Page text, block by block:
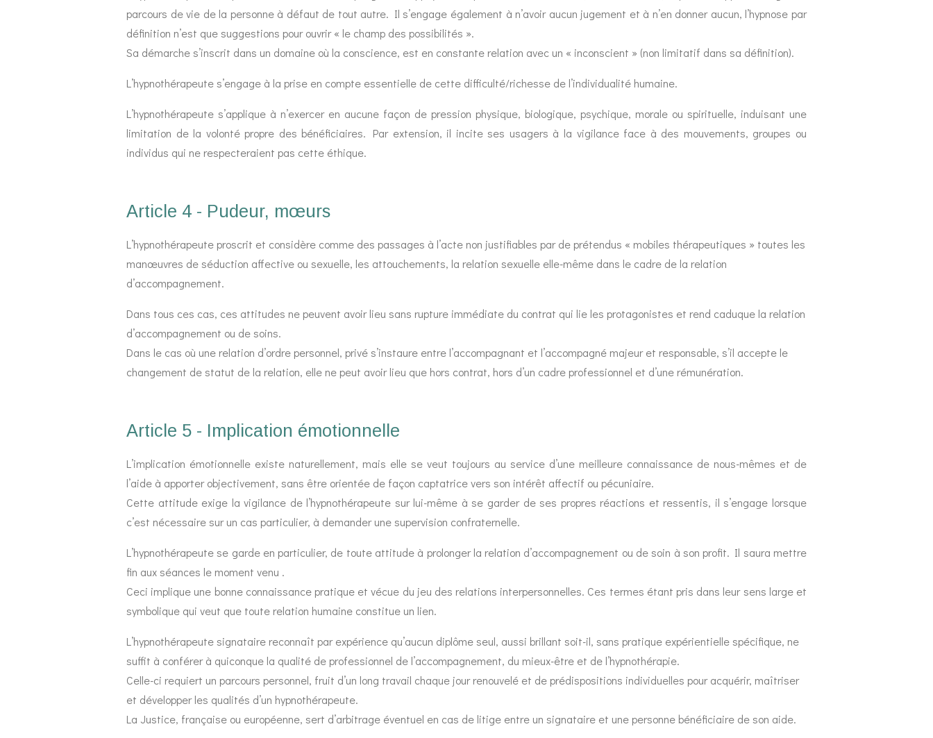
parcours de vie de la personne à défaut de tout autre. Il s’engage également à n’avoir aucun jugement et à n’en donner aucun, l’hypnose par
définition n’est que suggestions pour ouvrir « le champ des possibilités ».
Sa démarche s’inscrit dans un domaine où la conscience, est en constante relation avec un « inconscient » (non limitatif dans sa définition).
L’hypnothérapeute s’engage à la prise en compte essentielle de cette difficulté/richesse de l’individualité humaine.
L’hypnothérapeute s’applique à n’exercer en aucune façon de pression physique, biologique, psychique, morale ou spirituelle, induisant une
limitation de la volonté propre des bénéficiaires. Par extension, il incite ses usagers à la vigilance face à des mouvements, groupes ou
individus qui ne respecteraient pas cette éthique.
Article 4 - Pudeur, mœurs
L’hypnothérapeute proscrit et considère comme des passages à l’acte non justifiables par de prétendus « mobiles thérapeutiques » toutes les
manœuvres de séduction affective ou sexuelle, les attouchements, la relation sexuelle elle-même dans le cadre de la relation
d’accompagnement.
Dans tous ces cas, ces attitudes ne peuvent avoir lieu sans rupture immédiate du contrat qui lie les protagonistes et rend caduque la relation
d’accompagnement ou de soins.
Dans le cas où une relation d’ordre personnel, privé s’instaure entre l’accompagnant et l’accompagné majeur et responsable, s’il accepte le
changement de statut de la relation, elle ne peut avoir lieu que hors contrat, hors d’un cadre professionnel et d’une rémunération.
Article 5 - Implication émotionnelle
L’implication émotionnelle existe naturellement, mais elle se veut toujours au service d’une meilleure connaissance de nous-mêmes et de
l’aide à apporter objectivement, sans être orientée de façon captatrice vers son intérêt affectif ou pécuniaire.
Cette attitude exige la vigilance de l’hypnothérapeute sur lui-même à se garder de ses propres réactions et ressentis, il s’engage lorsque
c’est nécessaire sur un cas particulier, à demander une supervision confraternelle.
L’hypnothérapeute se garde en particulier, de toute attitude à prolonger la relation d’accompagnement ou de soin à son profit. Il saura mettre
fin aux séances le moment venu .
Ceci implique une bonne connaissance pratique et vécue du jeu des relations interpersonnelles. Ces termes étant pris dans leur sens large et
symbolique qui veut que toute relation humaine constitue un lien.
L’hypnothérapeute signataire reconnaît par expérience qu’aucun diplôme seul, aussi brillant soit-il, sans pratique expérientielle spécifique, ne
suffit à conférer à quiconque la qualité de professionnel de l’accompagnement, du mieux-être et de l’hypnothérapie.
Celle-ci requiert un parcours personnel, fruit d’un long travail chaque jour renouvelé et de prédispositions individuelles pour acquérir, maîtriser
et développer les qualités d’un hypnothérapeute.
La Justice, française ou européenne, sert d’arbitrage éventuel en cas de litige entre un signataire et une personne bénéficiaire de son aide.